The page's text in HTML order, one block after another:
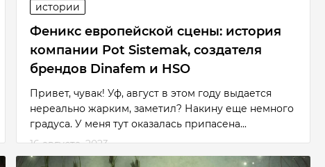
истории
Феникс европейской сцены: история
компании Pot Sistemak, создателя
брендов Dinafem и HSO
Привет, чувак! Уф, август в этом году выдается
нереально жарким, заметил? Накину еще немного
градуса. У меня тут оказалась припасена...
16 августа, 2023